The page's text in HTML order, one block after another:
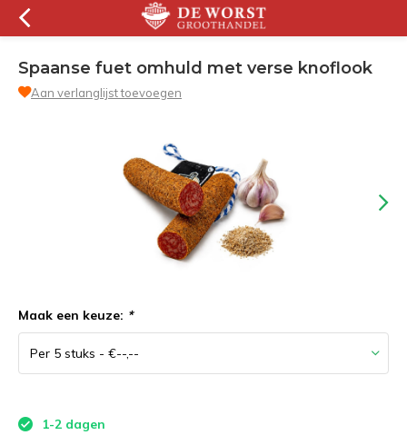
Spaanse fuet omhuld met verse knoflook
Aan verlanglijst toevoegen
Maak een keuze: *
1-2 dagen